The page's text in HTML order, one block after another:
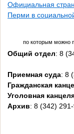
Официальная
Перми в
по которым можно
Общий отдел: 8
Приемная суда: 8
Гражданская
Уголовная
Архив: 8 (342)